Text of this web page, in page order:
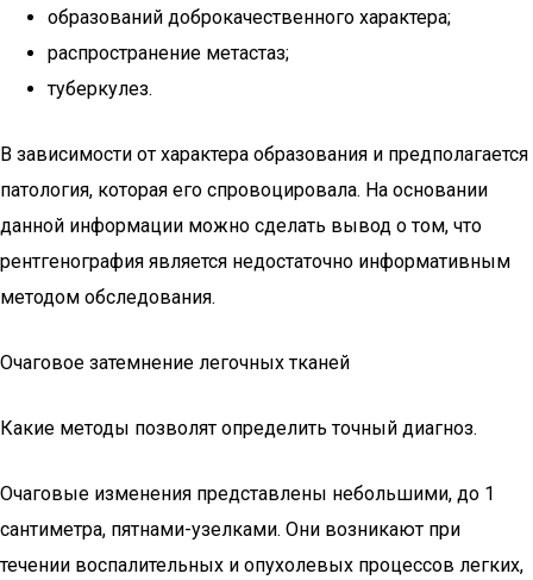
образований доброкачественного характера;
распространение метастаз;
туберкулез.
В зависимости от характера образования и предполагается
патология, которая его спровоцировала. На основании
данной информации можно сделать вывод о том, что
рентгенография является недостаточно информативным
методом обследования.
Очаговое затемнение легочных тканей
Какие методы позволят определить точный диагноз.
Очаговые изменения представлены небольшими, до 1
сантиметра, пятнами-узелками. Они возникают при
течении воспалительных и опухолевых процессов легких,